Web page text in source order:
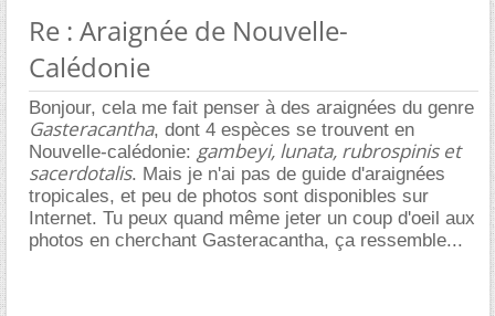
Re : Araignée de Nouvelle-
Calédonie
Bonjour, cela me fait penser à des araignées du genre
Gasteracantha, dont 4 espèces se trouvent en
Nouvelle-calédonie: gambeyi, lunata, rubrospinis et
sacerdotalis. Mais je n'ai pas de guide d'araignées
tropicales, et peu de photos sont disponibles sur
Internet. Tu peux quand même jeter un coup d'oeil aux
photos en cherchant Gasteracantha, ça ressemble...